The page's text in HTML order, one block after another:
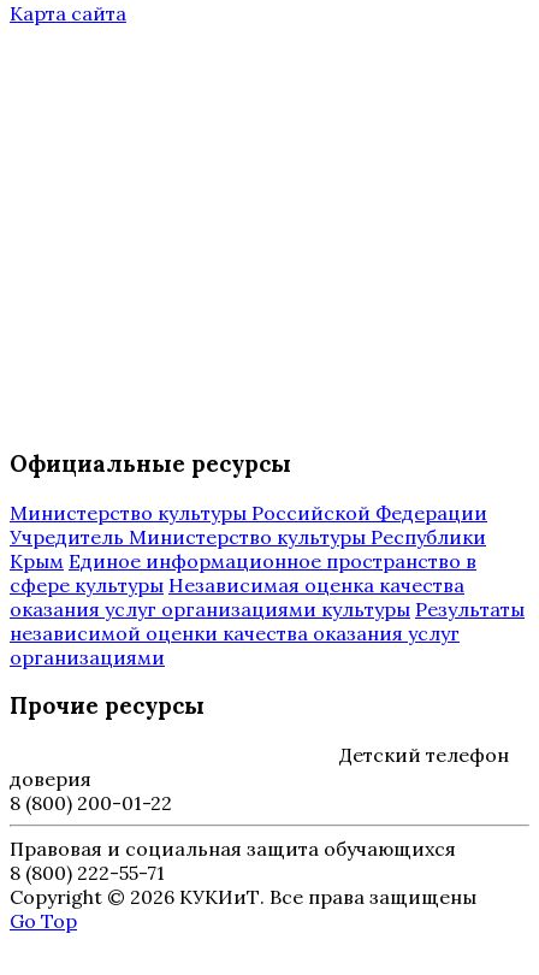
Карта сайта
Официальные ресурсы
Министерство культуры Российской Федерации
Учредитель Министерство культуры Республики
Крым Единое информационное пространство в
сфере культуры Независимая оценка качества
оказания услуг организациями культуры Результаты
независимой оценки качества оказания услуг
организациями
Прочие ресурсы
Детский телефон
доверия
8 (800) 200-01-22
Правовая и социальная защита обучающихся
8 (800) 222-55-71
Copyright © 2026 КУКИиТ. Все права защищены
Go Top